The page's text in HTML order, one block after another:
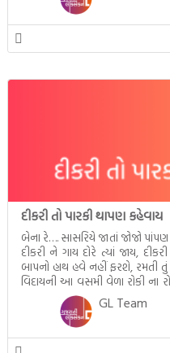
દીકરી તો પારકી થાપણ કહેવાય
બેના રે…. સાસરિયે જાતાં જોજો
દીકરી ને ગાય દોરે ત્યાં જાય,
બાપનો હાથ હવે નહીં ફરશે, રમતી
વિદાયની આ વસમી વેળા રોકી ના
GL Team